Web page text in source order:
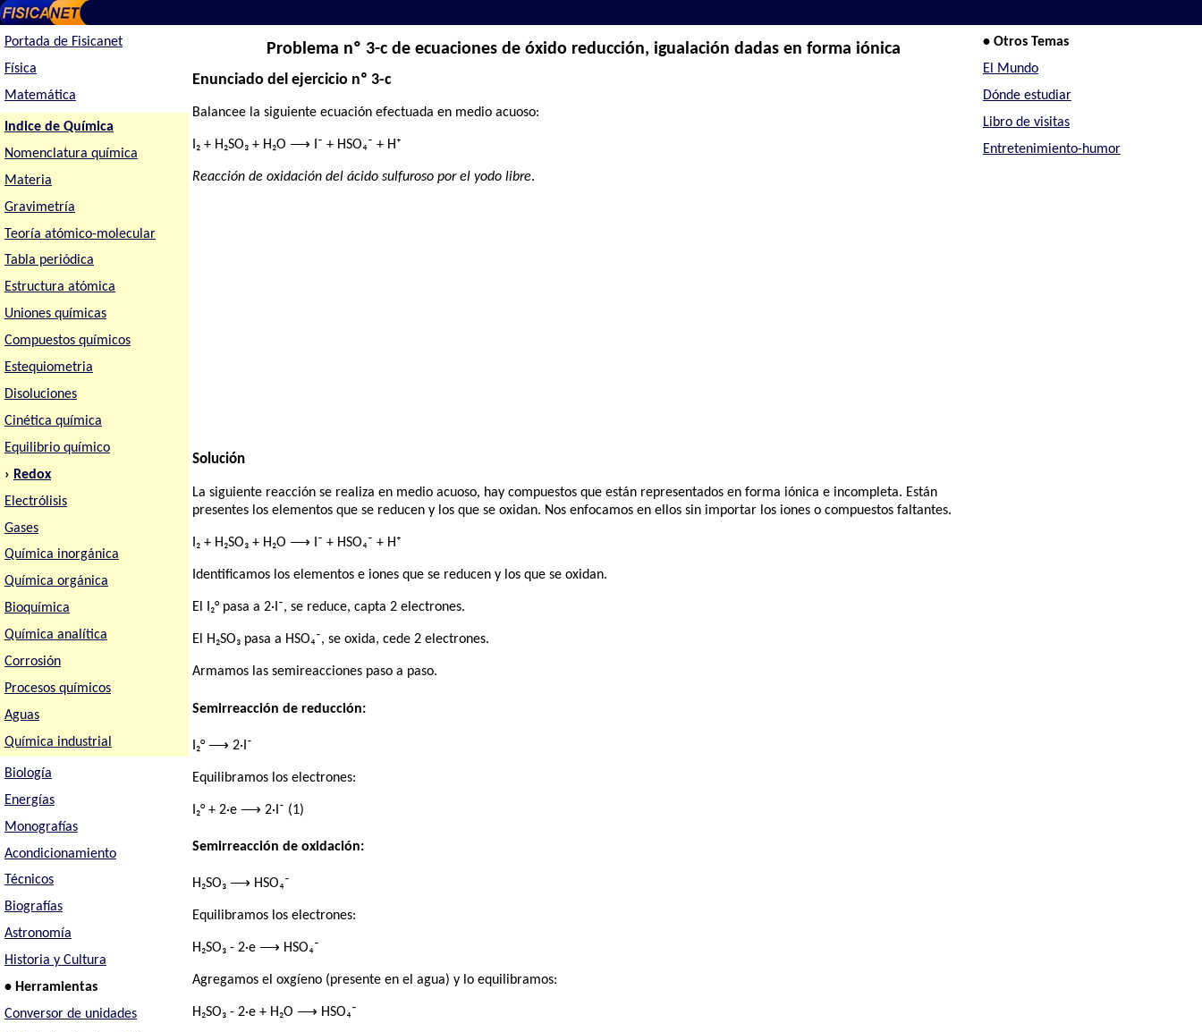
Portada de Fisicanet
Física
Matemática
Indice de Química
Nomenclatura química
Materia
Gravimetría
Teoría atómico-molecular
Tabla periódica
Estructura atómica
Uniones químicas
Compuestos químicos
Estequiometria
Disoluciones
Cinética química
Equilibrio químico
› Redox
Electrólisis
Gases
Química inorgánica
Química orgánica
Bioquímica
Química analítica
Corrosión
Procesos químicos
Aguas
Química industrial
Biología
Energías
Monografías
Acondicionamiento
Técnicos
Biografías
Astronomía
Historia y Cultura
• Herramientas
Conversor de unidades
Problema nº 3-c de ecuaciones de óxido reducción, igualación dadas en forma iónica
Enunciado del ejercicio nº 3-c
Balancee la siguiente ecuación efectuada en medio acuoso:
I₂ + H₂SO₃ + H₂O ⟶ I⁻ + HSO₄⁻ + H⁺
Reacción de oxidación del ácido sulfuroso por el yodo libre.
Solución
La siguiente reacción se realiza en medio acuoso, hay compuestos que están representados en forma iónica e incompleta. Están
presentes los elementos que se reducen y los que se oxidan. Nos enfocamos en ellos sin importar los iones o compuestos faltantes.
I₂ + H₂SO₃ + H₂O ⟶ I⁻ + HSO₄⁻ + H⁺
Identificamos los elementos e iones que se reducen y los que se oxidan.
El I₂° pasa a 2·I⁻, se reduce, capta 2 electrones.
El H₂SO₃ pasa a HSO₄⁻, se oxida, cede 2 electrones.
Armamos las semireacciones paso a paso.
Semirreacción de reducción:
I₂° ⟶ 2·I⁻
Equilibramos los electrones:
I₂° + 2·e ⟶ 2·I⁻ (1)
Semirreacción de oxidación:
H₂SO₃ ⟶ HSO₄⁻
Equilibramos los electrones:
H₂SO₃ - 2·e ⟶ HSO₄⁻
Agregamos el oxgíeno (presente en el agua) y lo equilibramos:
H₂SO₃ - 2·e + H₂O ⟶ HSO₄⁻
• Otros Temas
El Mundo
Dónde estudiar
Libro de visitas
Entretenimiento-humor